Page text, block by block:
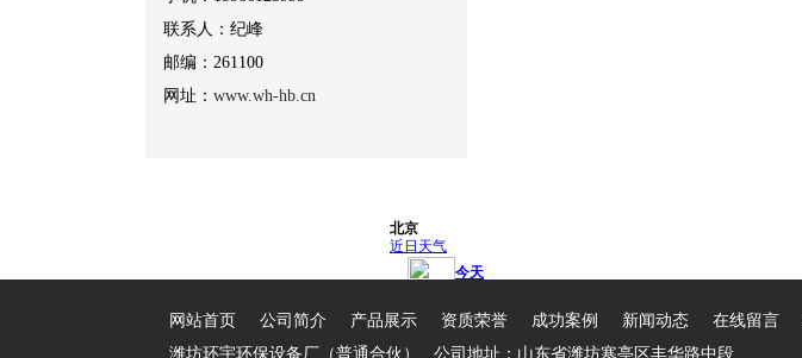
联系人：纪峰
邮编：261100
网址： www.wh-hb.cn
网站首页 公司简介 产品展示 资质荣誉 成功案例 新闻动态 在线留言
潍坊环宇环保设备厂（普通合伙） 公司地址：山东省潍坊寒亭区丰华路中段